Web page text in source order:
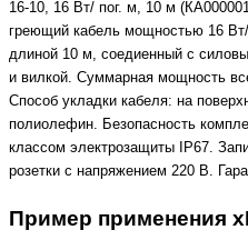
16-10, 16 Вт/ пог. м, 10 м
греющий кабель мощностью 16
длиной 10 м, соедиенный с
и вилкой. Суммарная мощность
Способ укладки кабеля: на
полиолефин. Безопасность
классом электрозащиты IP67.
розетки с напряжением 220 В.
Пример применения